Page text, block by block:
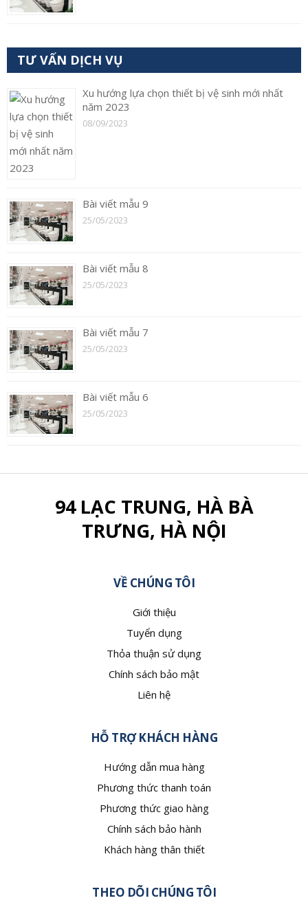
TƯ VẤN DỊCH VỤ
Xu hướng lựa chọn thiết bị vệ sinh mới nhất
năm 2023
08/09/2023
Bài viết mẫu 9
25/05/2023
Bài viết mẫu 8
25/05/2023
Bài viết mẫu 7
25/05/2023
Bài viết mẫu 6
25/05/2023
94 LẠC TRUNG, HÀ BÀ
TRƯNG, HÀ NỘI
VỀ CHÚNG TÔI
Giới thiệu
Tuyển dụng
Thỏa thuận sử dụng
Chính sách bảo mật
Liên hệ
HỖ TRỢ KHÁCH HÀNG
Hướng dẫn mua hàng
Phương thức thanh toán
Phương thức giao hàng
Chính sách bảo hành
Khách hàng thân thiết
THEO DÕI CHÚNG TÔI